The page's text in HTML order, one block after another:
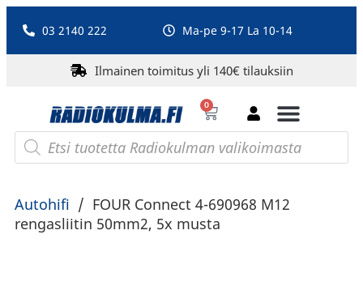
03 2140 222 Ma-pe 9-17 La 10-14
Ilmainen toimitus yli 140€ tilauksiin
0
Autohifi / FOUR Connect 4-690968 M12
rengasliitin 50mm2, 5x musta